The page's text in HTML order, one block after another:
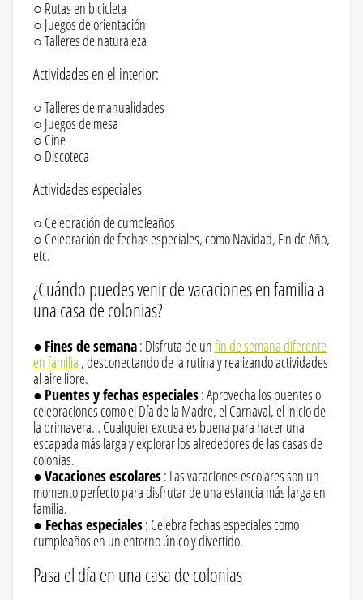
○ Rutas en bicicleta
○ Juegos de orientación
○ Talleres de naturaleza
Actividades en el interior:
○ Talleres de manualidades
○ Juegos de mesa
○ Cine
○ Discoteca
Actividades especiales
○ Celebración de cumpleaños
○ Celebración de fechas especiales, como Navidad, Fin de Año,
etc.
¿Cuándo puedes venir de vacaciones en familia a
una casa de colonias?
● Fines de semana: Disfruta de unfin de semana diferente
en familia , desconectando de la rutina y realizando actividades
al aire libre.
● Puentes y fechas especiales: Aprovecha los puentes o
celebraciones como el Día de la Madre, el Carnaval, el inicio de
la primavera… Cualquier excusa es buena para hacer una
escapada más larga y explorar los alrededores de las casas de
colonias.
●Vacaciones escolares: Las vacaciones escolares son un
momento perfecto para disfrutar de una estancia más larga en
familia.
● Fechas especiales: Celebra fechas especiales como
cumpleaños en un entorno único y divertido.
Pasa el día en una casa de colonias